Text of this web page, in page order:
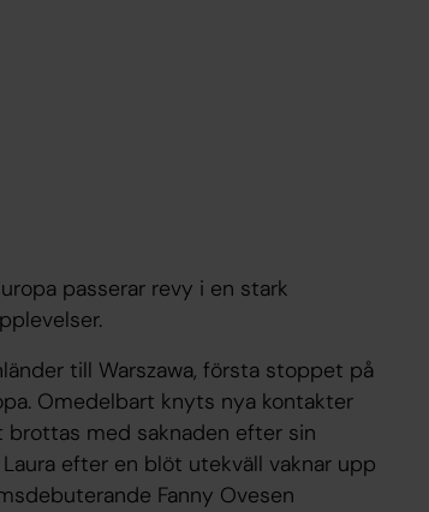
passerar revy i en stark
till Warszawa, första stoppet på
Omedelbart knyts nya kontakter
med saknaden efter sin
efter en blöt utekväll vaknar upp
Fanny Ovesen